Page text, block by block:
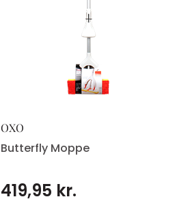
OXO
Butterfly Moppe
419,95 kr.